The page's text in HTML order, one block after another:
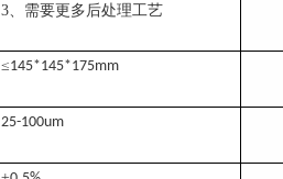
3、 需要更多后处理工艺
≤145*145*175mm
25-100um